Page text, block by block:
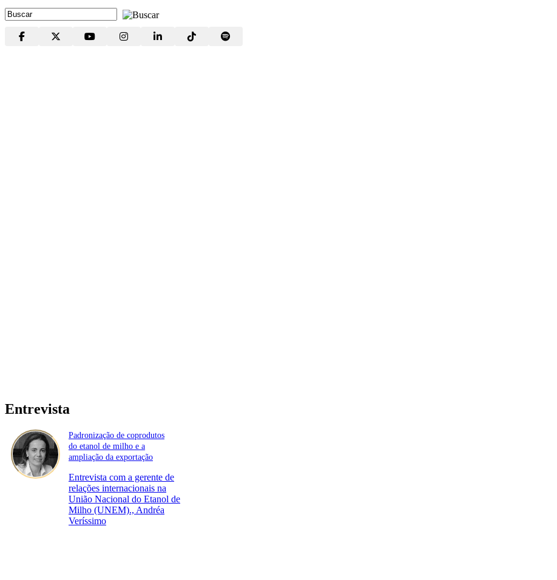
Entrevista
Padronização de coprodutos
do etanol de milho e a
ampliação da exportação
Entrevista com a gerente de
relações internacionais na
União Nacional do Etanol de
Milho (UNEM)., Andréa
Veríssimo